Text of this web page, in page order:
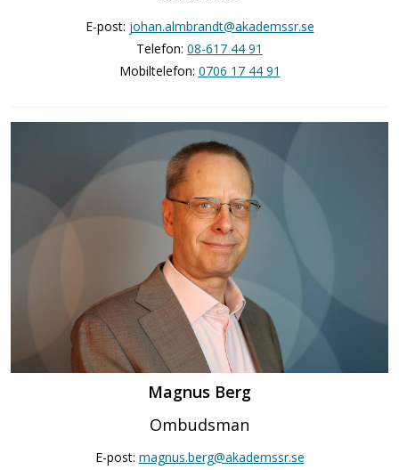
E-post: johan.almbrandt@akademssr.se
Telefon: 08-617 44 91
Mobiltelefon: 0706 17 44 91
Magnus Berg
Ombudsman
E-post: magnus.berg@akademssr.se